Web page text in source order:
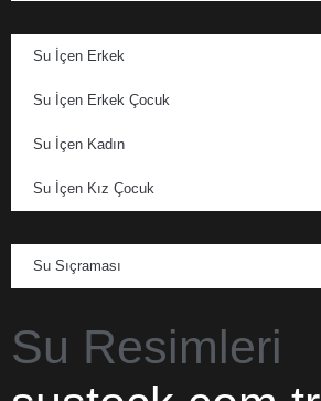
Su İçen Erkek
Su İçen Erkek Çocuk
Su İçen Kadın
Su İçen Kız Çocuk
Su Sıçraması
Su Resimleri